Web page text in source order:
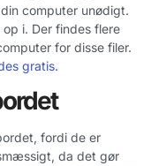
computer unødigt.
i. Der findes flere
for disse filer.
gratis.
fordi de er
da det gør